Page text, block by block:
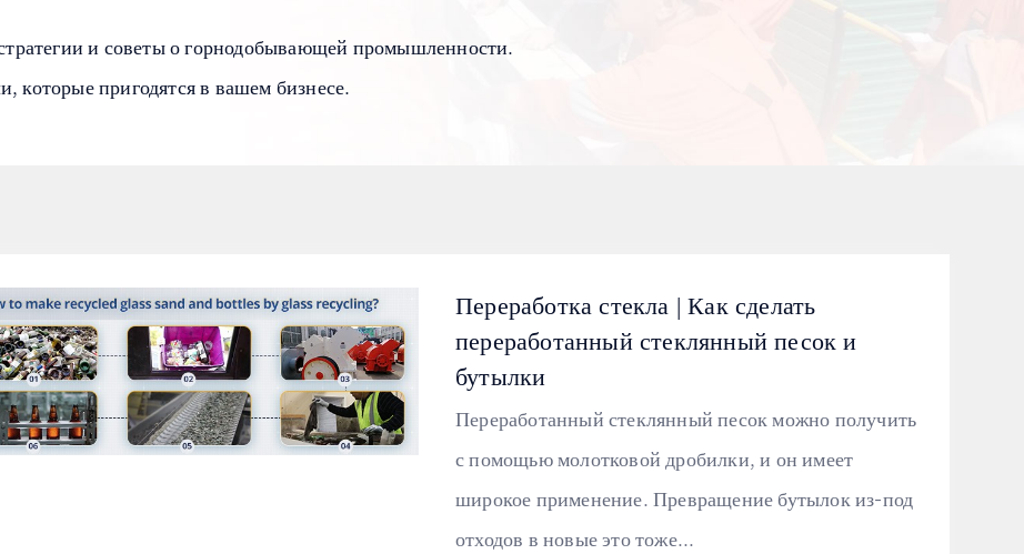
и советы о горнодобывающей промышленности.
которые пригодятся в вашем бизнесе.
Переработка стекла | Как сделать
переработанный стеклянный песок и
бутылки
Переработанный стеклянный песок можно получить
с помощью молотковой дробилки, и он имеет
широкое применение. Превращение бутылок из-под
отходов в новые это тоже...